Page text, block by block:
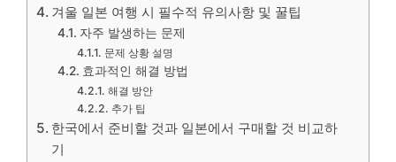
겨울 일본 여행 시 필수적 유의사항 및 꿀팁
자주 발생하는 문제
문제 상황 설명
효과적인 해결 방법
해결 방안
추가 팁
한국에서 준비할 것과 일본에서 구매할 것 비교하
기